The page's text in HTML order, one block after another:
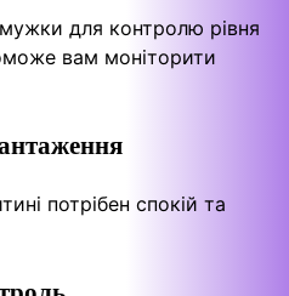
для контролю рівня
вам моніторити
потрібен спокій та